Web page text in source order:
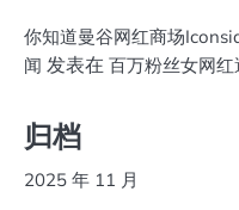
你知道曼谷网红商场
闻 发表在 百万粉丝女网
归档
2025 年 11 月